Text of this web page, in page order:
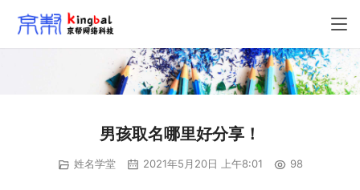
男孩取名哪里好分享！
姓名学堂 2021年5月20日 上午8:01 98